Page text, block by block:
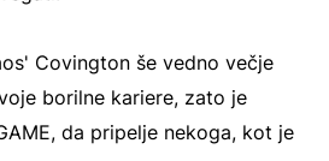
Covington še vedno večje
borilne kariere, zato je
da pripelje nekoga, kot je